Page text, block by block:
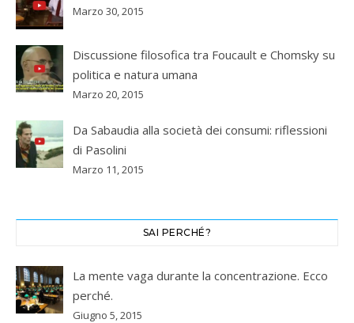
Marzo 30, 2015
Discussione filosofica tra Foucault e Chomsky su
politica e natura umana
Marzo 20, 2015
Da Sabaudia alla società dei consumi: riflessioni
di Pasolini
Marzo 11, 2015
SAI PERCHÉ?
La mente vaga durante la concentrazione. Ecco
perché.
Giugno 5, 2015